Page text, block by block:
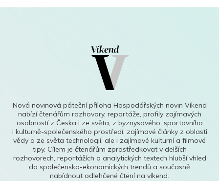
Nová novinová páteční příloha Hospodářských novin Víkend
nabízí čtenářům rozhovory, reportáže, profily zajímavých
osobností z Česka i ze světa, z byznysového, sportovního
i kulturně-společenského prostředí, zajímavé články z oblasti
vědy a ze světa technologií, ale i zajímavé kulturní a filmové
tipy. Cílem je čtenářům zprostředkovat v delších
rozhovorech, reportážích a analytických textech hlubší vhled
do společensko-ekonomických trendů a současně
nabídnout odlehčené čtení na víkend.